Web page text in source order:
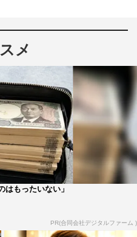
数々の実験に挑戦。宙に浮
科学映像トリックをでんじ
存在する最強素材の限界を
衝撃吸収実験”」では、最強
ル”をテーマに、さまざま
”に落下させる実験を敢
ートルの高さまで卵が割れ
する。
らゆる記録に挑戦する夢
録に挑戦！」では、フィン
50メートルの世界記録に挑
メ
もったいない」
PR(合同会社デジタルファーム )